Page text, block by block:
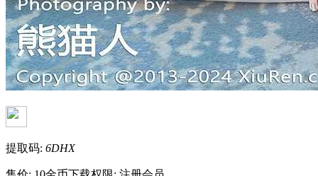
提取码: 6DHX